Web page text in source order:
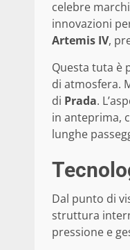
celebre
innovazioni
Artemis IV,
Questa tuta è
di atmosfera.
di Prada.
in anteprima,
lunghe
Dal punto di
struttura
pressione e